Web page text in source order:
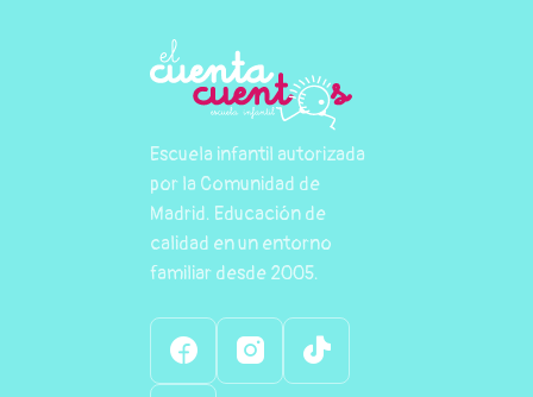
Escuela infantil autorizada
por la Comunidad de
Madrid. Educación de
calidad en un entorno
familiar desde 2005.